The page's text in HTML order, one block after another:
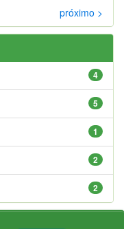
próximo >
4
5
1
2
2